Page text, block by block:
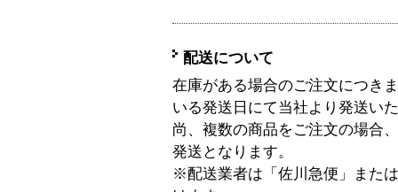
配送について
在庫がある場合のご注文につき
いる発送日にて当社より発送い
尚、複数の商品をご注文の場合
発送となります。
※配送業者は「佐川急便」また